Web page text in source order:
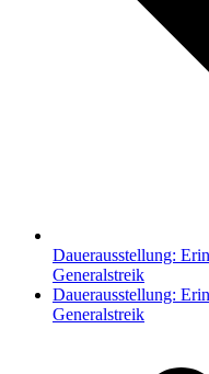
Dauerausstellung:
Generalstreik
Nächster
Beitrag:
Dauerausstellung:
Generalstreik